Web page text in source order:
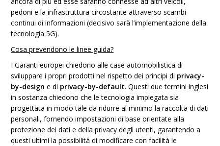
pedoni e la infrastruttura circostante attraverso scambi
continui di informazioni (decisivo sarà l’implementazione della
tecnologia 5G).
Cosa prevendono le linee guida?
I Garanti europei chiedono alle case automobilistica di
sviluppare i propri prodotti nel rispetto dei principi di privacy-
by-design e di privacy-by-default. Questi due termini inglesi
in sostanza chiedono che le tecnologia impiegata sia
progettata in modo tale da ridurre al minimo la raccolta di dati
personali, fornendo impostazioni di base orientate alla
protezione dei dati e della privacy degli utenti, garantendo a
questi ultimi la possibilità di modificare con facilità le